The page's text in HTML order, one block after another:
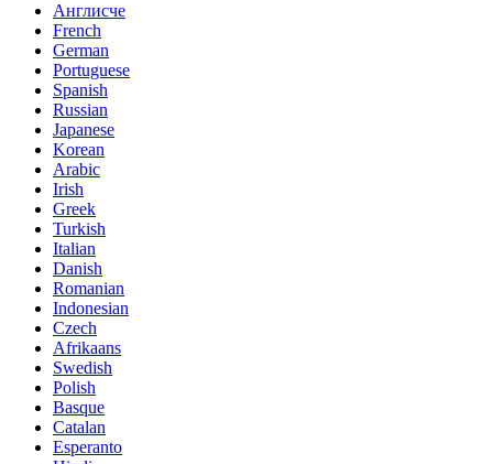
Англисче
French
German
Portuguese
Spanish
Russian
Japanese
Korean
Arabic
Irish
Greek
Turkish
Italian
Danish
Romanian
Indonesian
Czech
Afrikaans
Swedish
Polish
Basque
Catalan
Esperanto